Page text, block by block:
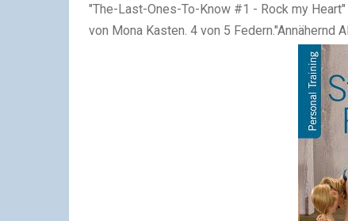
"The-Last-Ones-To-Know #1 - Rock my
von Mona Kasten. 4 von 5 Federn."Annähernd